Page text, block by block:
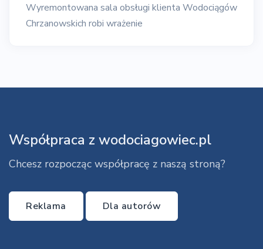
Wyremontowana sala obsługi klienta Wodociągów
Chrzanowskich robi wrażenie
Współpraca z wodociagowiec.pl
Chcesz rozpocząc współpracę z naszą stroną?
Reklama Dla autorów